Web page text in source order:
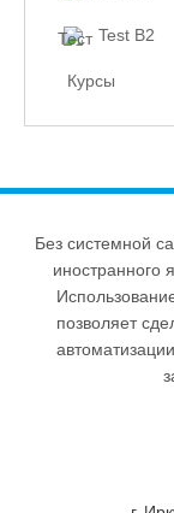
Test B2
Курсы
Без системной
иностранного
позволяет